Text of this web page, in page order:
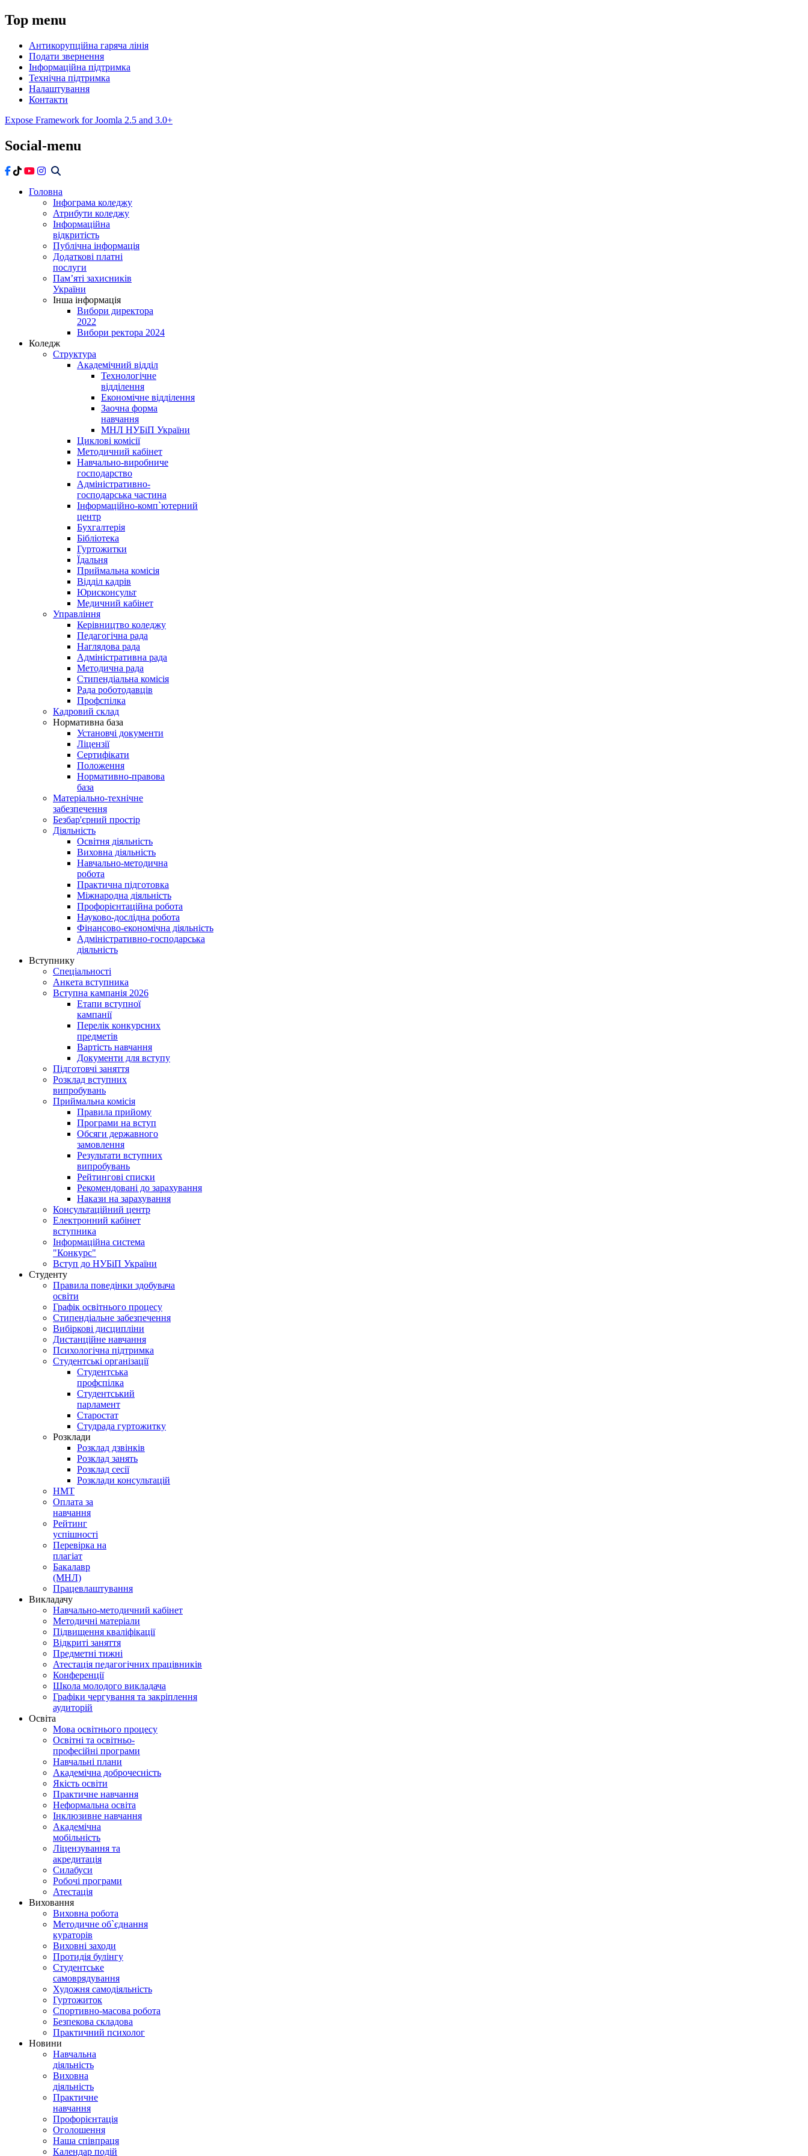
Top menu
Антикорупційна гаряча лінія
Подати звернення
Інформаційна підтримка
Технічна підтримка
Налаштування
Контакти
Expose Framework for Joomla 2.5 and 3.0+
Social-menu
Головна
Інфограма коледжу
Атрибути коледжу
Інформаційна
відкритість
Публічна інформація
Додаткові платні
послуги
Пам’яті захисників
України
Інша інформація
Вибори директора
2022
Вибори ректора 2024
Коледж
Структура
Академічний відділ
Технологічне
відділення
Економічне відділення
Заочна форма
навчання
МНЛ НУБіП України
Циклові комісії
Методичний кабінет
Навчально-виробниче
господарство
Адміністративно-
господарська частина
Інформаційно-комп`ютерний
центр
Бухгалтерія
Бібліотека
Гуртожитки
Їдальня
Приймальна комісія
Відділ кадрів
Юрисконсульт
Медичний кабінет
Управління
Керівництво коледжу
Педагогічна рада
Наглядова рада
Адміністративна рада
Методична рада
Стипендіальна комісія
Рада роботодавців
Профспілка
Кадровий склад
Нормативна база
Установчі документи
Ліцензії
Сертифікати
Положення
Нормативно-правова
база
Матеріально-технічне
забезпечення
Безбар'єрний простір
Діяльність
Освітня діяльність
Виховна діяльність
Навчально-методична
робота
Практична підготовка
Міжнародна діяльність
Профорієнтаційна робота
Науково-дослідна робота
Фінансово-економічна діяльність
Адміністративно-господарська
діяльність
Вступнику
Спеціальності
Анкета вступника
Вступна кампанія 2026
Етапи вступної
кампанії
Перелік конкурсних
предметів
Вартість навчання
Документи для вступу
Підготовчі заняття
Розклад вступних
випробувань
Приймальна комісія
Правила прийому
Програми на вступ
Обсяги державного
замовлення
Результати вступних
випробувань
Рейтингові списки
Рекомендовані до зарахування
Накази на зарахування
Консультаційний центр
Електронний кабінет
вступника
Інформаційна система
"Конкурс"
Вступ до НУБіП України
Студенту
Правила поведінки здобувача
освіти
Графік освітнього процесу
Стипендіальне забезпечення
Вибіркові дисципліни
Дистанційне навчання
Психологічна підтримка
Студентські організації
Студентська
профспілка
Студентський
парламент
Старостат
Студрада гуртожитку
Розклади
Розклад дзвінків
Розклад занять
Розклад сесії
Розклади консультацій
НМТ
Оплата за
навчання
Рейтинг
успішності
Перевірка на
плагіат
Бакалавр
(МНЛ)
Працевлаштування
Викладачу
Навчально-методичний кабінет
Методичні матеріали
Підвищення кваліфікації
Відкриті заняття
Предметні тижні
Атестація педагогічних працівників
Конференції
Школа молодого викладача
Графіки чергування та закріплення
аудиторій
Освіта
Мова освітнього процесу
Освітні та освітньо-
професійні програми
Навчальні плани
Академічна доброчесність
Якість освіти
Практичне навчання
Неформальна освіта
Інклюзивне навчання
Академічна
мобільність
Ліцензування та
акредитація
Силабуси
Робочі програми
Атестація
Виховання
Виховна робота
Методичне об`єднання
кураторів
Виховні заходи
Протидія булінгу
Студентське
самоврядування
Художня самодіяльність
Гуртожиток
Спортивно-масова робота
Безпекова складова
Практичний психолог
Новини
Навчальна
діяльність
Виховна
діяльність
Практичне
навчання
Профорієнтація
Оголошення
Наша співпраця
Календар подій